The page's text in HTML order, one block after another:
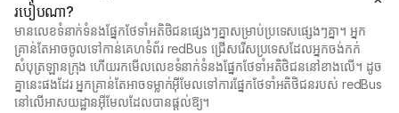
របៀបណា?
មានលេខទំនាក់ទំនងផ្នែកថែទាំអតិថិជនផ្សេងៗគ្នាសម្រាប់ប្រទេសផ្សេងៗគ្នា។ អ្នក
គ្រាន់តែអាចចូលទៅកាន់គេហទំព័រ redBus ជ្រើសរើសប្រទេសដែលអ្នកចង់កក់
សំបុត្រឡានក្រុង ហើយរកមើលលេខទំនាក់ទំនងផ្នែកថែទាំអតិថិជននៅខាងលើ។ ដូច
គ្នានេះផងដែរ អ្នកគ្រាន់តែអាចទម្លាក់អ៊ីមែលទៅការផ្នែកថែទាំអតិថិជនរបស់ redBus
នៅលើអាសយដ្ឋានអ៊ីមែលដែលបានផ្តល់ឱ្យ។